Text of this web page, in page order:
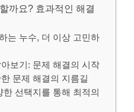
까요? 효과적인 해결
는 누수, 더 이상 고민하
보기: 문제 해결의 시작
문제 해결의 지름길
선택지를 통해 최적의